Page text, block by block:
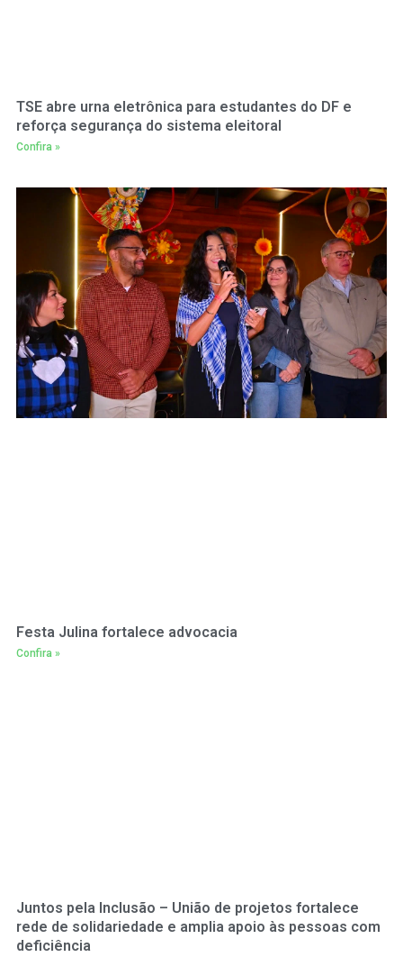
TSE abre urna eletrônica para estudantes do DF e
reforça segurança do sistema eleitoral
Confira »
Festa Julina fortalece advocacia
Confira »
Juntos pela Inclusão – União de projetos fortalece
rede de solidariedade e amplia apoio às pessoas com
deficiência